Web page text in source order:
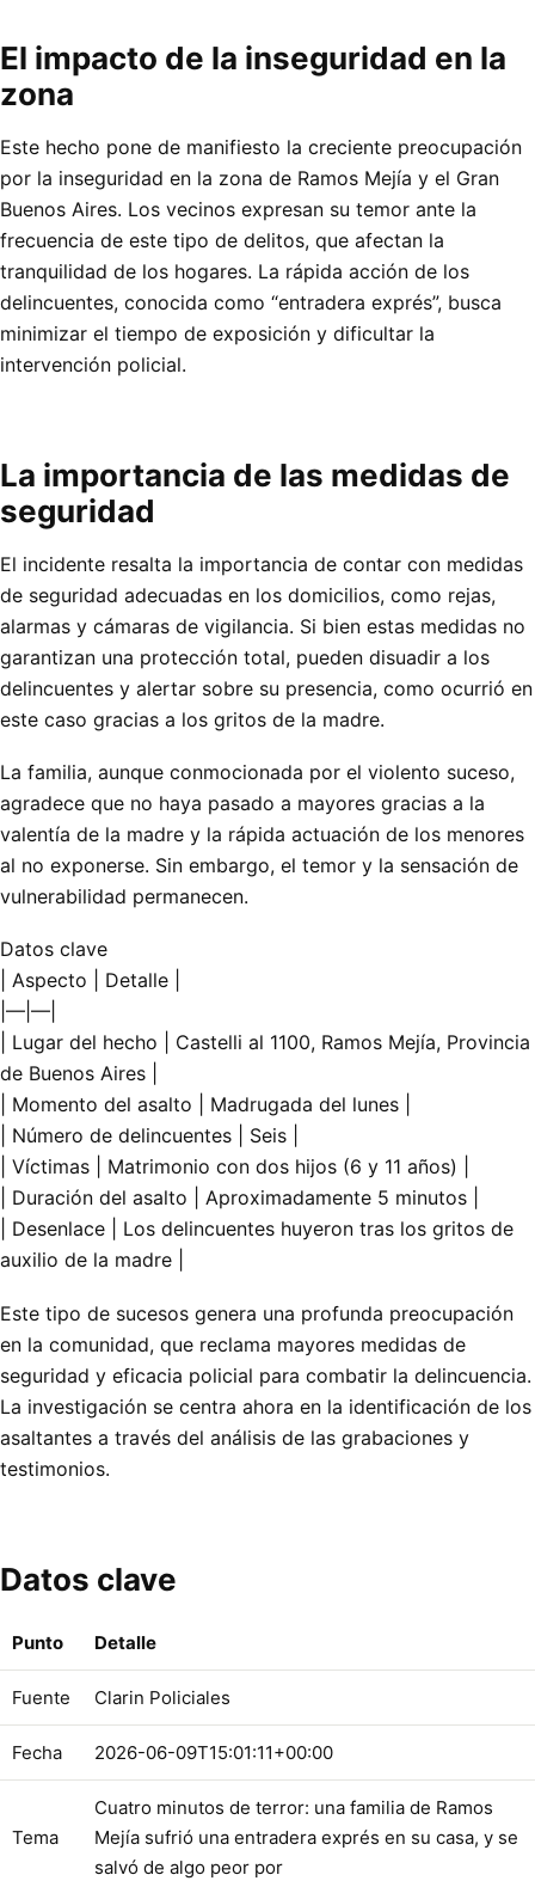
El impacto de la inseguridad en la
zona
Este hecho pone de manifiesto la creciente preocupación
por la inseguridad en la zona de Ramos Mejía y el Gran
Buenos Aires. Los vecinos expresan su temor ante la
frecuencia de este tipo de delitos, que afectan la
tranquilidad de los hogares. La rápida acción de los
delincuentes, conocida como “entradera exprés”, busca
minimizar el tiempo de exposición y dificultar la
intervención policial.
La importancia de las medidas de
seguridad
El incidente resalta la importancia de contar con medidas
de seguridad adecuadas en los domicilios, como rejas,
alarmas y cámaras de vigilancia. Si bien estas medidas no
garantizan una protección total, pueden disuadir a los
delincuentes y alertar sobre su presencia, como ocurrió en
este caso gracias a los gritos de la madre.
La familia, aunque conmocionada por el violento suceso,
agradece que no haya pasado a mayores gracias a la
valentía de la madre y la rápida actuación de los menores
al no exponerse. Sin embargo, el temor y la sensación de
vulnerabilidad permanecen.
Datos clave
| Aspecto | Detalle |
|—|—|
| Lugar del hecho | Castelli al 1100, Ramos Mejía, Provincia
de Buenos Aires |
| Momento del asalto | Madrugada del lunes |
| Número de delincuentes | Seis |
| Víctimas | Matrimonio con dos hijos (6 y 11 años) |
| Duración del asalto | Aproximadamente 5 minutos |
| Desenlace | Los delincuentes huyeron tras los gritos de
auxilio de la madre |
Este tipo de sucesos genera una profunda preocupación
en la comunidad, que reclama mayores medidas de
seguridad y eficacia policial para combatir la delincuencia.
La investigación se centra ahora en la identificación de los
asaltantes a través del análisis de las grabaciones y
testimonios.
Datos clave
Punto Detalle
Fuente Clarin Policiales
Fecha 2026-06-09T15:01:11+00:00
Tema
Cuatro minutos de terror: una familia de Ramos
Mejía sufrió una entradera exprés en su casa, y se
salvó de algo peor por